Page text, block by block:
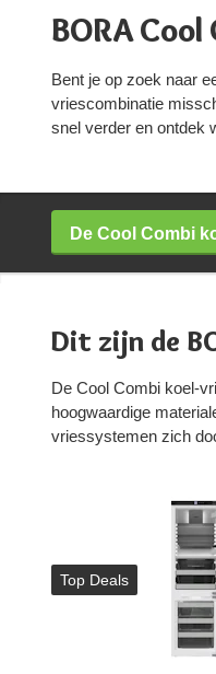
BORA
Bent je op zoek naar
vriescombinatie
snel verder en ontdek
De Cool Combi
Dit zijn de
De Cool Combi koel-
hoogwaardige
vriessystemen zich
Top Deals